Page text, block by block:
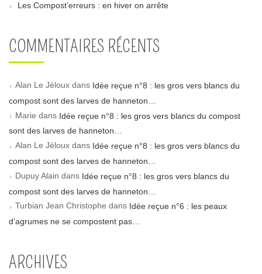
Les Compost’erreurs : en hiver on arrête
COMMENTAIRES RÉCENTS
Alan Le Jéloux dans Idée reçue n°8 : les gros vers blancs du
compost sont des larves de hanneton…
Marie dans Idée reçue n°8 : les gros vers blancs du compost
sont des larves de hanneton…
Alan Le Jéloux dans Idée reçue n°8 : les gros vers blancs du
compost sont des larves de hanneton…
Dupuy Alain dans Idée reçue n°8 : les gros vers blancs du
compost sont des larves de hanneton…
Turbian Jean Christophe dans Idée reçue n°6 : les peaux
d’agrumes ne se compostent pas…
ARCHIVES